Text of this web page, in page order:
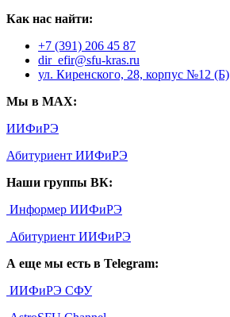
Как нас найти:
+7 (391) 206 45 87
dir_efir@sfu-kras.ru
ул. Киренского, 28, корпус №12 (Б)
Мы в MAX:
ИИФиРЭ
Абитуриент ИИФиРЭ
Наши группы ВК:
Информер ИИФиРЭ
Абитуриент ИИФиРЭ
А еще мы есть в Telegram:
ИИФиРЭ СФУ